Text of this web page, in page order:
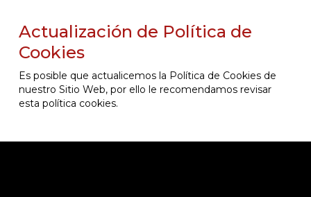
Actualización de Política de
Cookies
Es posible que actualicemos la Política de Cookies de
nuestro Sitio Web, por ello le recomendamos revisar
esta política cookies.